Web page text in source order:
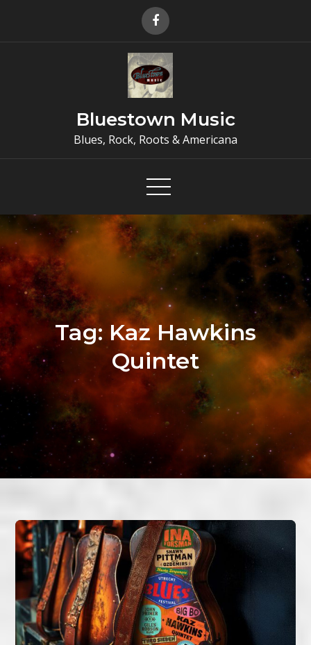
Bluestown Music
Blues, Rock, Roots & Americana
Tag: Kaz Hawkins
Quintet